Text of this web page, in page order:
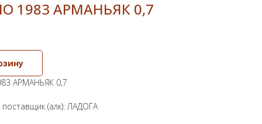
1983 АРМАНЬЯК 0,7
АРМАНЬЯК 0,7
(алк): ЛАДОГА